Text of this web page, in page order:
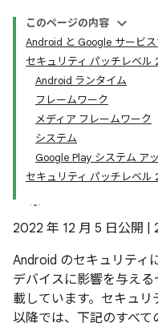
このページの内容
Android と Google サービ
セキュリティ パッチレベ
Android ランタイム
フレームワーク
メディア フレームワーク
システム
Google Play システム ア
セキュリティ パッチレベ
2022 年 12 月 5 日公開 |
Android のセキュリティ
デバイスに影響を与え
載しています。セキュ
以降では、下記のすべ